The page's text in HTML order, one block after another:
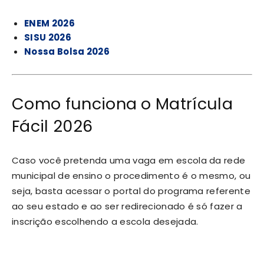
ENEM 2026
SISU 2026
Nossa Bolsa 2026
Como funciona o Matrícula
Fácil 2026
Caso você pretenda uma vaga em escola da rede
municipal de ensino o procedimento é o mesmo, ou
seja, basta acessar o portal do programa referente
ao seu estado e ao ser redirecionado é só fazer a
inscrição escolhendo a escola desejada.